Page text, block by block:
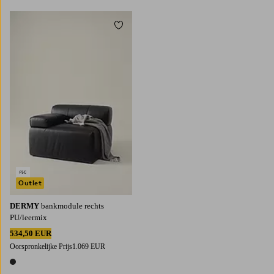
DERMY bankmodule rechts
PU/leermix
534,50 EUR
Oorspronkelijke Prijs1.069 EUR
1 kleur
Outlet
Toevoegen aan favorieten